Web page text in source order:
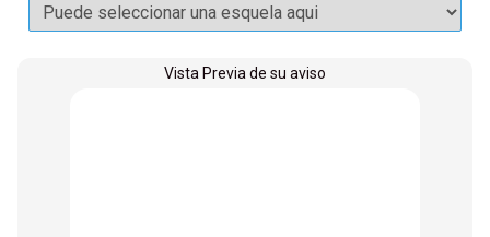
Vista Previa de su aviso